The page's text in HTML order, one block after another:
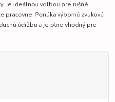
Je ideálnou voľbou pre rušné
pracovne. Ponúka výbornú zvukovú
údržbu a je plne vhodný pre